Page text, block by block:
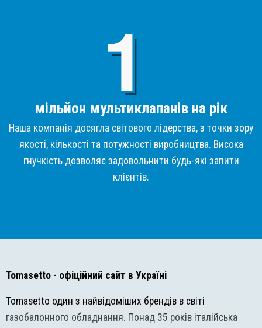
мільйон мультиклапанів на рік
Наша компанія досягла світового лідерства, з точки зору
якості, кількості та потужності виробництва. Висока
гнучкість дозволяє задовольнити будь-які запити
клієнтів.
Tomasetto - офіційний сайт в Україні
Tomasetto один з найвідоміших брендів в світі
газобалонного обладнання. Понад 35 років італійська